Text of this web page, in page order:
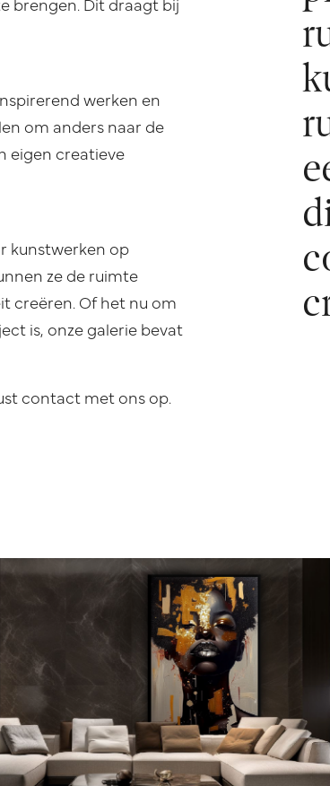
werken en
om anders naar de
eigen creatieve
kunstwerken op
ze de ruimte
creëren. Of het nu om
is, onze galerie bevat
contact met ons op.